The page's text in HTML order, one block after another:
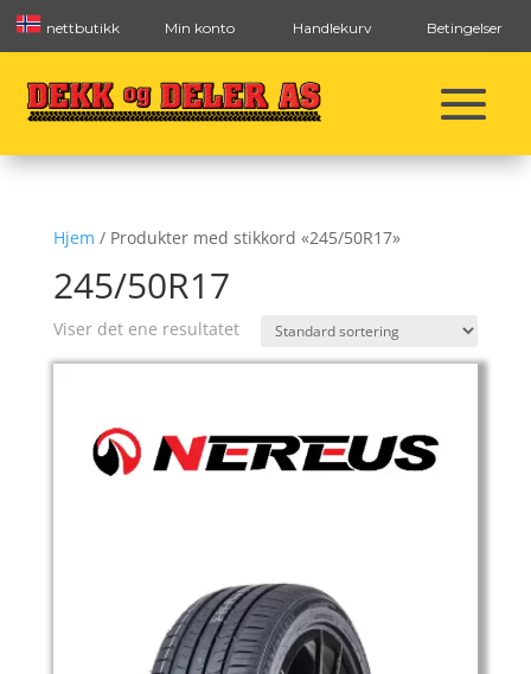
nettbutikk Min konto Handlekurv Betingelser
Hjem / Produkter med stikkord «245/50R17»
245/50R17
Viser det ene resultatet